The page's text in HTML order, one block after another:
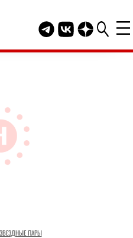
Telegram канал
Группа HELLO
Канал
ЗВЕЗДНЫЕ ПАРЫ